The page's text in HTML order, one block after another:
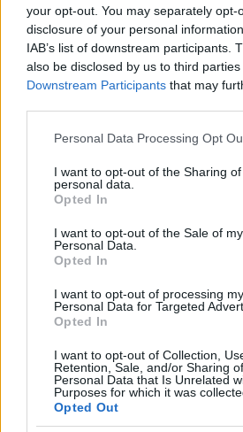
your opt-out. You may separately opt-
disclosure of your personal
IAB’s list of downstream participants.
also be disclosed by us to third
Downstream Participants that may
Please note that this website/app
not limited to your visit or usage
grant or deny consent to Google and
use your data for below specified
consent section.
Personal Data Processing Opt
I want to opt-out of the Sharing
personal data.
Opted In
I want to opt-out of the Sale of my
Personal Data.
Opted In
I want to opt-out of processing my
Personal Data for Targeted
Opted In
I want to opt-out of Collection,
Retention, Sale, and/or Sharing
Personal Data that Is Unrelated
Purposes for which it was
Opted Out
Fotó: Dave Kotinsky / Europress /